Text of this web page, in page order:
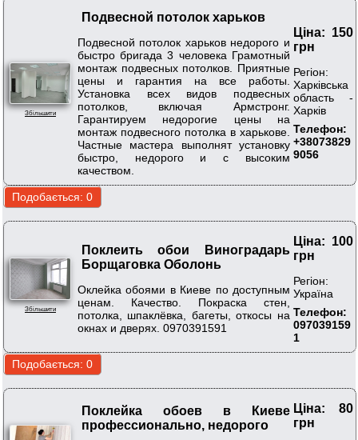
Збільшити
Подвесной потолок харьков
Подвесной потолок харьков недорого и
быстро бригада 3 человека Грамотный
монтаж подвесных потолков. Приятные
цены и гарантия на все работы.
Установка всех видов подвесных
потолков, включая Армстронг.
Гарантируем недорогие цены на
монтаж подвесного потолка в харькове.
Частные мастера выполнят установку
быстро, недорого и с высоким
качеством.
Ціна: 150
грн
Регіон:
Харківська
область -
Харків
Телефон:
+38073829
9056
Збільшити
Поклеить обои Виноградарь
Борщаговка Оболонь
Оклейка обоями в Киеве по доступным
ценам. Качество. Покраска стен,
потолка, шпаклёвка, багеты, откосы на
окнах и дверях. 0970391591
Ціна: 100
грн
Регіон:
Україна
Телефон:
097039159
1
Поклейка обоев в Киеве
профессионально, недорого
Ціна: 80
грн